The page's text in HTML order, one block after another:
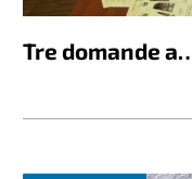
Tre domande